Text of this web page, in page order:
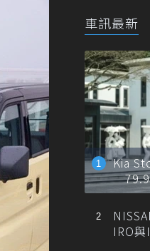
車訊最新
Kia
79.9
IRO